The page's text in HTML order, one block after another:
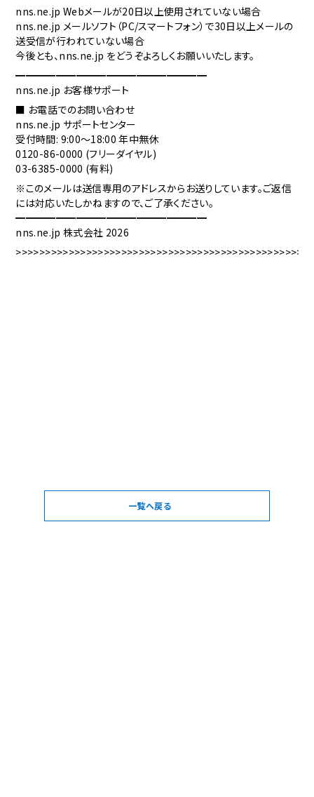
nns.ne.jp Webメールが20日以上使用されていない場合
nns.ne.jp メールソフト （PC/スマートフォン） で30日以上メールの
送受信が行われていない場合
今後とも、nns.ne.jp をどうぞよろしくお願いいたします。
━━━━━━━━━━━━━━━━━━━
nns.ne.jp お客様サポート
■ お電話でのお問い合わせ
nns.ne.jp サポートセンター
受付時間: 9:00～18:00 年中無休
0120-86-0000 (フリーダイヤル)
03-6385-0000 (有料)
※このメールは送信専用のアドレスからお送りしています。ご返信
には対応いたしかねますので、ご了承く ださい。
━━━━━━━━━━━━━━━━━━━
nns.ne.jp 株式会社 2026
一覧へ戻る